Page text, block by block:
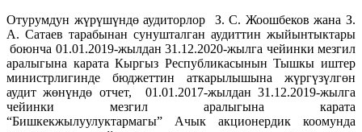
Отурумдун жүрүшүндө аудиторлор З. С. Жоошбеков жана З.
А. Сатаев тарабынан сунушталган аудиттин жыйынтыктары
боюнча 01.01.2019-жылдан 31.12.2020-жылга чейинки мезгил
аралыгына карата Кыргыз Республикасынын Тышкы иштер
министрлигинде бюджеттин аткарылышына жүргүзүлгөн
аудит жөнүндө отчет, 01.01.2017-жылдан 31.12.2019-жылга
чейинки мезгил аралыгына карата
“Бишкекжылуулуктармагы” Ачык акционердик коомунда